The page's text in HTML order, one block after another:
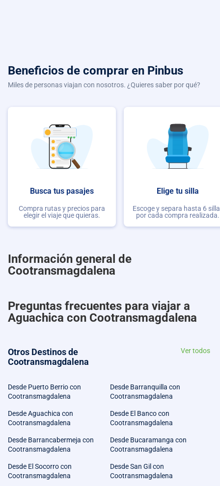
Beneficios de comprar en Pinbus
Miles de personas viajan con nosotros. ¿Quieres saber por qué?
Busca tus pasajes
Compra rutas y precios para
elegir el viaje que quieras.
Elige tu silla
Escoge y separa hasta 6
por cada compra realizada.
Información general de
Cootransmagdalena
Preguntas frecuentes para viajar a
Aguachica con Cootransmagdalena
Otros Destinos de
Cootransmagdalena
Ver todos
Desde Puerto Berrio con
Cootransmagdalena
Desde Barranquilla con
Cootransmagdalena
Desde Aguachica con
Cootransmagdalena
Desde El Banco con
Cootransmagdalena
Desde Barrancabermeja con
Cootransmagdalena
Desde Bucaramanga con
Cootransmagdalena
Desde El Socorro con
Cootransmagdalena
Desde San Gil con
Cootransmagdalena